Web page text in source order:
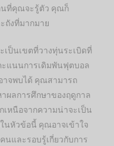
นที่คุณจะรู้ตัว คุณก็
ถังที่มากมาย
ป็นเขตที่วางทุ่นระเบิดที่
ะแนนการเดิมพันฟุตบอล
าจพบได้ คุณสามารถ
ผลการศึกษาของฤดูกาล
หนือจากความน่าจะเป็น
นหัวข้อนี้ คุณอาจเข้าใจ
นและรอบรู้เกี่ยวกับการ